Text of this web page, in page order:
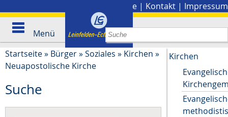
Presse | Kontakt | Impressum
Menü
Startseite» Bürger»Soziales » Kirchen »
Neuapostolische Kirche
Suche
Kirchen